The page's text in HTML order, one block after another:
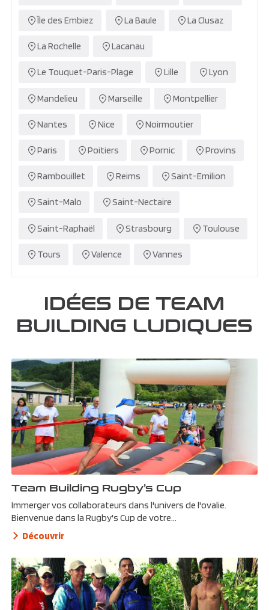
Île des Embiez La Baule La Clusaz
La Rochelle Lacanau
Le Touquet-Paris-Plage Lille Lyon
Mandelieu Marseille Montpellier
Nantes Nice Noirmoutier
Paris Poitiers Pornic Provins
Rambouillet Reims Saint-Emilion
Saint-Malo Saint-Nectaire
Saint-Raphaël Strasbourg Toulouse
Tours Valence Vannes
IDÉES DE TEAM
BUILDING LUDIQUES
Team Building Rugby’s Cup
Immerger vos collaborateurs dans l'univers de l'ovalie.
Bienvenue dans la Rugby's Cup de votre...
Découvrir